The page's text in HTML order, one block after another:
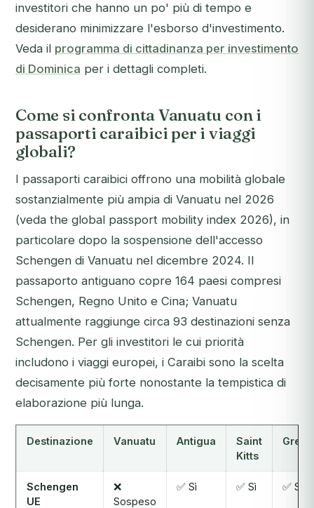
investitori che hanno un po' più di tempo e
desiderano minimizzare l'esborso d'investimento.
Veda il programma di cittadinanza per investimento
di Dominica per i dettagli completi.
Come si confronta Vanuatu con i
passaporti caraibici per i viaggi
globali?
I passaporti caraibici offrono una mobilità globale
sostanzialmente più ampia di Vanuatu nel 2026
(veda the global passport mobility index 2026), in
particolare dopo la sospensione dell'accesso
Schengen di Vanuatu nel dicembre 2024. Il
passaporto antiguano copre 164 paesi compresi
Schengen, Regno Unito e Cina; Vanuatu
attualmente raggiunge circa 93 destinazioni senza
Schengen. Per gli investitori le cui priorità
includono i viaggi europei, i Caraibi sono la scelta
decisamente più forte nonostante la tempistica di
elaborazione più lunga.
Destinazione Vanuatu Antigua
Saint
Kitts
Schengen
UE
❌
Sospeso
✅ Sì ✅ Sì ✅ Sì